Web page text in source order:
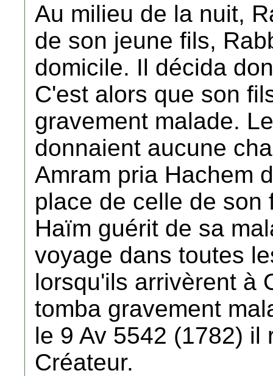
Au milieu de la nuit,
de son jeune fils,
domicile. Il décida
C'est alors que son
gravement malade.
donnaient aucune
Amram pria Hachem
place de celle de son
Haïm guérit de sa
voyage dans toutes
lorsqu'ils arrivèrent à
tomba gravement
le 9 Av 5542 (1782) il
Créateur.